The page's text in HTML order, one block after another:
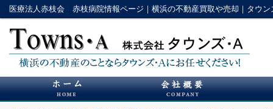
医療法人赤枝会 赤枝病院情報ページ｜横浜の不動産買取や売却｜タウン